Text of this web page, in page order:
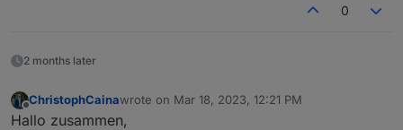
0
2 months later
Offline
ChristophCainawrote on Mar 18, 2023, 12:21 PM
last edited by
Hallo zusammen,